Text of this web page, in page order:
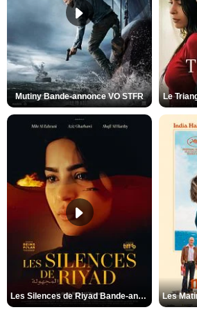
Mutiny Bande-annonce VO STFR Le
Les Silences de Riyad Bande-annonce VO STFR